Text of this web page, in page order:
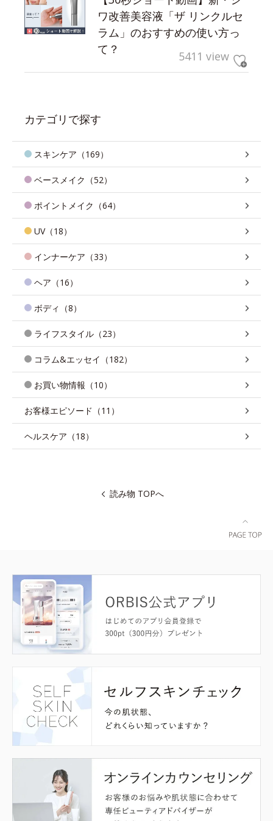
ワ改善美容液「ザ リンクルセ
ラム」のおすすめの使い方っ
て？
5411 view
カテゴリで探す
スキンケア（169）
ベースメイク（52）
ポイントメイク（64）
UV（18）
インナーケア（33）
ヘア（16）
ボディ（8）
ライフスタイル（23）
コラム&エッセイ（182）
お買い物情報（10）
お客様エピソード（11）
ヘルスケア（18）
読み物 TOPへ